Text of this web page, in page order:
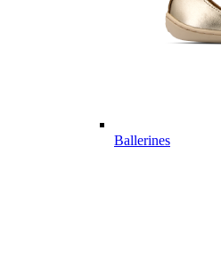
Ballerines